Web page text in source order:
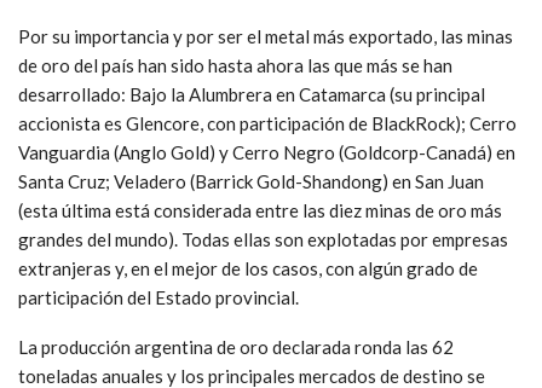
Por su importancia y por ser el metal más exportado, las minas
de oro del país han sido hasta ahora las que más se han
desarrollado: Bajo la Alumbrera en Catamarca (su principal
accionista es Glencore, con participación de BlackRock); Cerro
Vanguardia (Anglo Gold) y Cerro Negro (Goldcorp-Canadá) en
Santa Cruz; Veladero (Barrick Gold-Shandong) en San Juan
(esta última está considerada entre las diez minas de oro más
grandes del mundo). Todas ellas son explotadas por empresas
extranjeras y, en el mejor de los casos, con algún grado de
participación del Estado provincial.
La producción argentina de oro declarada ronda las 62
toneladas anuales y los principales mercados de destino se